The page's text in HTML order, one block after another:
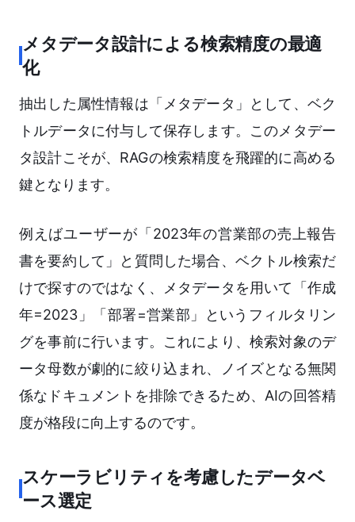
メタデータ設計による検索精度の最適
化
抽出した属性情報は「メタデータ」として、ベク
トルデータに付与して保存します。このメタデー
タ設計こそが、RAGの検索精度を飛躍的に高める
鍵となります。
例えばユーザーが「2023年の営業部の売上報告
書を要約して」と質問した場合、ベクトル検索だ
けで探すのではなく、メタデータを用いて「作成
年=2023」「部署=営業部」というフィルタリン
グを事前に行います。これにより、検索対象のデ
ータ母数が劇的に絞り込まれ、ノイズとなる無関
係なドキュメントを排除できるため、AIの回答精
度が格段に向上するのです。
スケーラビリティを考慮したデータベ
ース選定